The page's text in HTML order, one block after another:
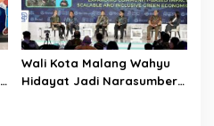
Wali Kota Malang Wahyu
Hidayat Jadi Narasumber